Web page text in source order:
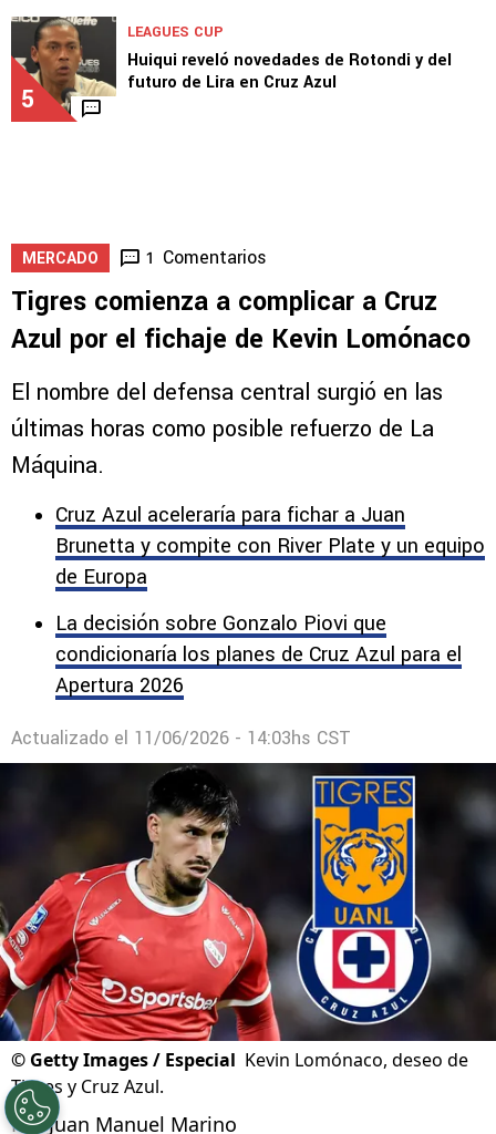
5
LEAGUES CUP
Huiqui reveló novedades de Rotondi y del
futuro de Lira en Cruz Azul
MERCADO 1 Comentarios
Tigres comienza a complicar a Cruz
Azul por el fichaje de Kevin Lomónaco
El nombre del defensa central surgió en las
últimas horas como posible refuerzo de La
Máquina.
Cruz Azul aceleraría para fichar a Juan
Brunetta y compite con River Plate y un equipo
de Europa
La decisión sobre Gonzalo Piovi que
condicionaría los planes de Cruz Azul para el
Apertura 2026
Actualizado el 11/06/2026 - 14:03hs CST
© Getty Images / Especial Kevin Lomónaco, deseo de
Tigres y Cruz Azul.
Por Juan Manuel Marino